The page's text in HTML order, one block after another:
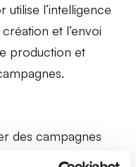
utilise l’intelligence
et l’envoi
production et
descampagnes
augmentant leur